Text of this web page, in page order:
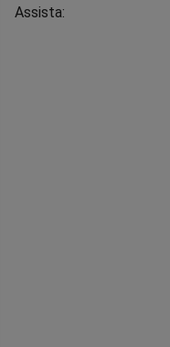
Assista: